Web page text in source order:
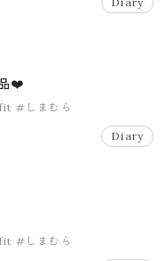
❤️
#しまむら
Diary
#しまむら